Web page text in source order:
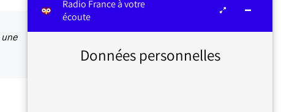
Radio France à votre
écoute
Données personnelles